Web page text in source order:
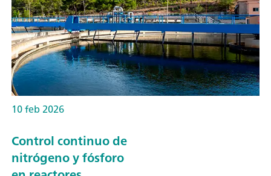
10 feb 2026
Control continuo de
nitrógeno y fósforo